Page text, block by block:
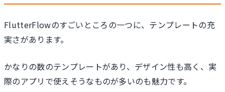
FlutterFlowのすごいところの一つに、テンプレートの充
実さがあります。
かなりの数のテンプレートがあり、デザイン性も高く、実
際のアプリで使えそうなものが多いのも魅力です。